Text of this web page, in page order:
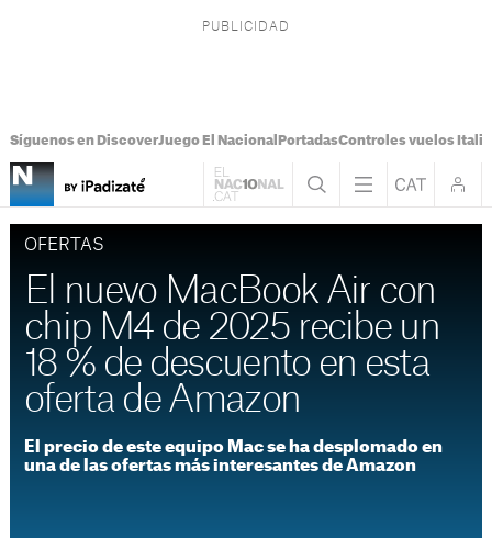
Síguenos en DiscoverJuego El Nacional PortadasControles vuelos Italia
OFERTAS
El nuevo MacBook Air con
chip M4 de 2025 recibe un
18 % de descuento en esta
oferta de Amazon
El precio de este equipo Mac se ha desplomado en
una de las ofertas más interesantes de Amazon